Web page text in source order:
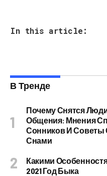
In this article:
В Тренде
Почему Снятся
Общения: Мнения
Сонников И Советы
Снами
Какими
2021 Год Быка